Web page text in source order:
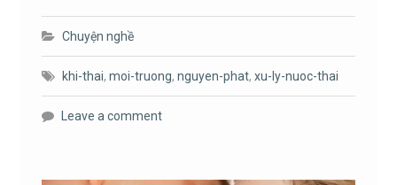
Chuyện nghề
khi-thai, moi-truong, nguyen-phat, xu-ly-nuoc-thai
Leave a comment